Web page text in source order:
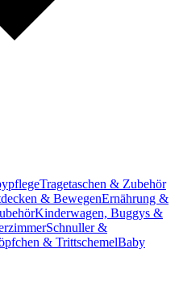
Tragetaschen & Zubehör
& BewegenErnährung &
Kinderwagen, Buggys &
Schnuller &
& TrittschemelBaby